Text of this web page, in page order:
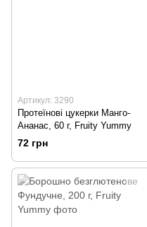
Артикул: 3290
Протеїнові цукерки Манго-
Ананас, 60 г, Fruity Yummy
72 грн